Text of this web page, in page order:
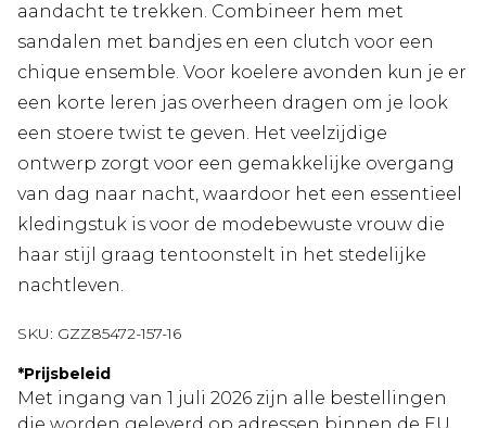
aandacht te trekken. Combineer hem met
sandalen met bandjes en een clutch voor een
chique ensemble. Voor koelere avonden kun je er
een korte leren jas overheen dragen om je look
een stoere twist te geven. Het veelzijdige
ontwerp zorgt voor een gemakkelijke overgang
van dag naar nacht, waardoor het een essentieel
kledingstuk is voor de modebewuste vrouw die
haar stijl graag tentoonstelt in het stedelijke
nachtleven.
SKU: GZZ85472-157-16
*Prijsbeleid
Met ingang van 1 juli 2026 zijn alle bestellingen